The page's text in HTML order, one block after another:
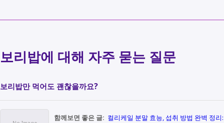
보리밥에 대해 자주 묻는 질문
보리밥만 먹어도 괜찮을까요?
함께보면 좋은 글: 컬리케일 분말 효능, 섭취 방법 완벽 정리: